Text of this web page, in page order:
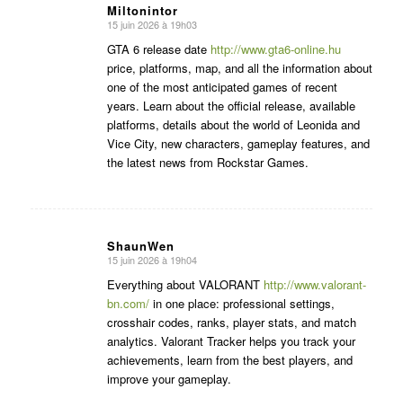
Miltonintor
dit
15 juin 2026 à 19h03
GTA 6 release date http://www.gta6-online.hu
price, platforms, map, and all the information about
one of the most anticipated games of recent
years. Learn about the official release, available
platforms, details about the world of Leonida and
Vice City, new characters, gameplay features, and
the latest news from Rockstar Games.
ShaunWen
dit
15 juin 2026 à 19h04
Everything about VALORANT http://www.valorant-
bn.com/in one place: professional settings,
crosshair codes, ranks, player stats, and match
analytics. Valorant Tracker helps you track your
achievements, learn from the best players, and
improve your gameplay.